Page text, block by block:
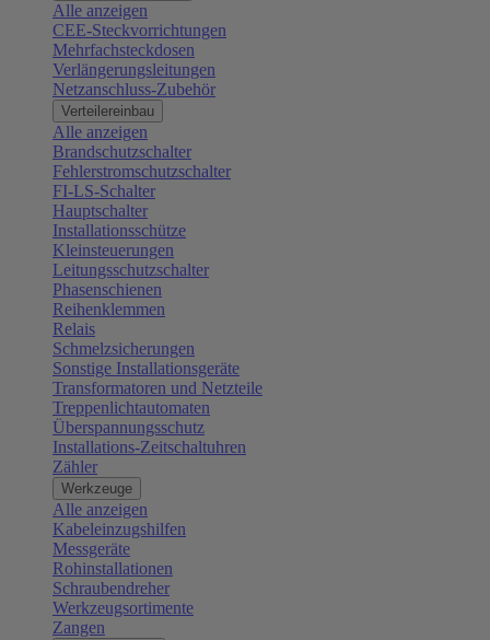
Alle anzeigen
CEE-Steckvorrichtungen
Mehrfachsteckdosen
Verlängerungsleitungen
Netzanschluss-Zubehör
Verteilereinbau
Alle anzeigen
Brandschutzschalter
Fehlerstromschutzschalter
FI-LS-Schalter
Hauptschalter
Installationsschütze
Kleinsteuerungen
Leitungsschutzschalter
Phasenschienen
Reihenklemmen
Relais
Schmelzsicherungen
Sonstige Installationsgeräte
Transformatoren und Netzteile
Treppenlichtautomaten
Überspannungsschutz
Installations-Zeitschaltuhren
Zähler
Werkzeuge
Alle anzeigen
Kabeleinzugshilfen
Messgeräte
Rohinstallationen
Schraubendreher
Werkzeugsortimente
Zangen